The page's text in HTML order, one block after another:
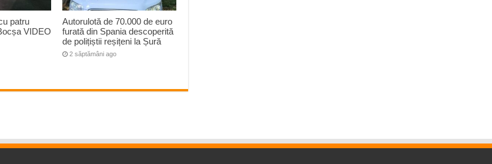
patru
VIDEO
Autorulotă de 70.000 de euro
furată din Spania descoperită
de polițiștii reșițeni la Șură
2 săptămâni ago